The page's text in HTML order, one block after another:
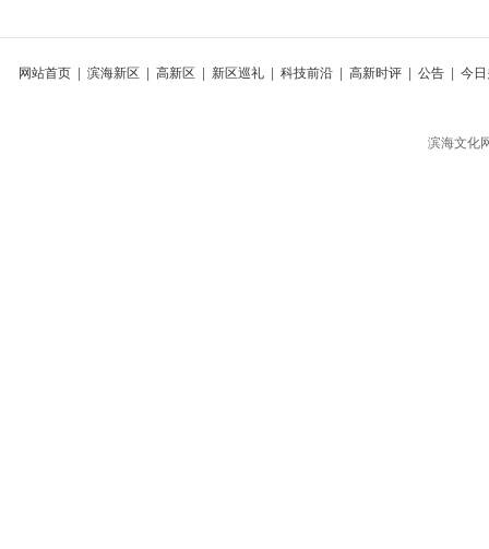
网站首页| 滨海新区 高新区 新区巡礼| 科技前沿| 高新时评| 公告| 今
滨海文化